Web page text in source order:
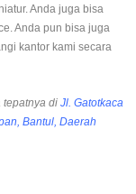
Anda juga bisa
Anda pun bisa juga
kantor kami secara
tepatnya di Jl. Gatotkaca
Bantul, Daerah